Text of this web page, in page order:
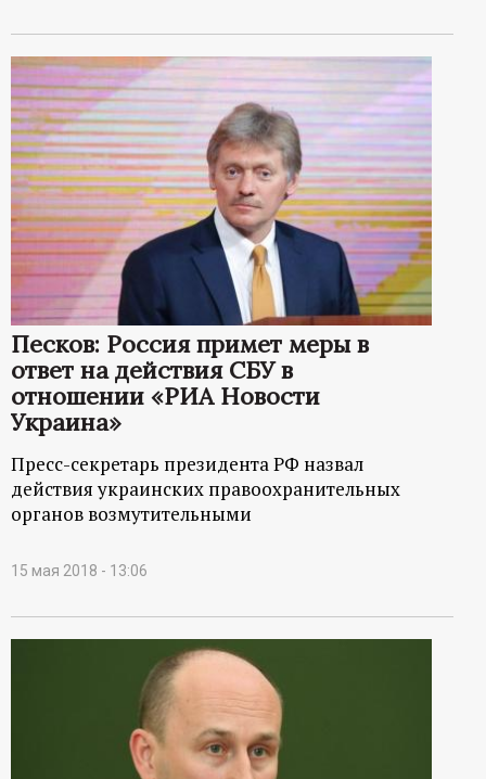
Песков: Россия примет меры в
ответ на действия СБУ в
отношении «РИА Новости
Украина»
Пресс-секретарь президента РФ назвал
действия украинских правоохранительных
органов возмутительными
15 мая 2018 - 13:06